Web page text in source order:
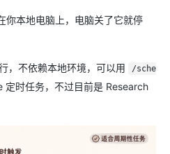
你本地电脑上，电脑关了它就停
，不依赖本地环境，可以用
/sche
定时任务，不过目前是 Research